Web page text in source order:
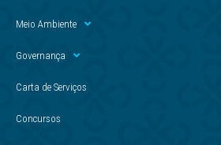
Meio Ambiente
Governança
Carta de Serviços
Concursos